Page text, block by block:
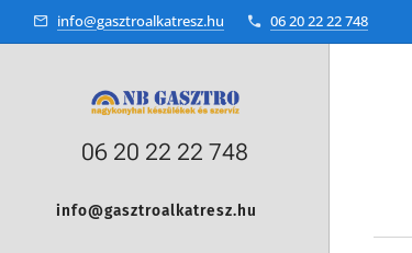
info@gasztroalkatresz.hu 06 20 22 22 748
06 20 22 22 748
info@gasztroalkatresz.hu